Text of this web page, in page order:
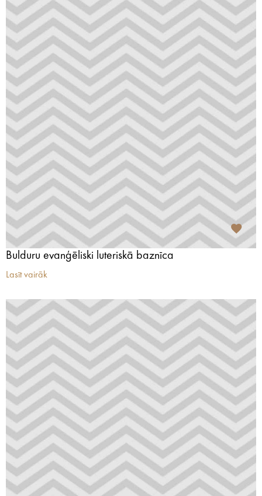
Bulduru evanģēliski luteriskā baznīca
Lasīt vairāk